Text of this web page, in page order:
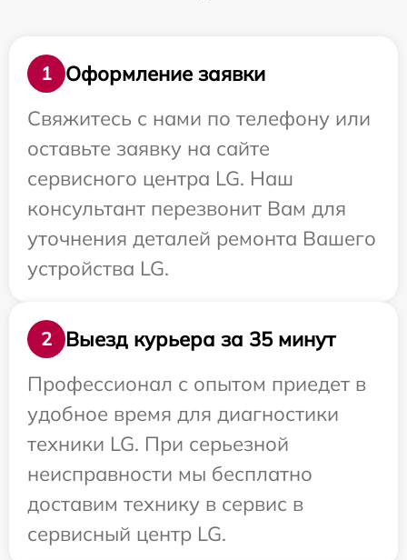
1
Оформление заявки
Свяжитесь с нами по телефону или
оставьте заявку на сайте
сервисного центра LG. Наш
консультант перезвонит Вам для
уточнения деталей ремонта Вашего
устройства LG.
2
Выезд курьера за 35 минут
Профессионал с опытом приедет в
удобное время для диагностики
техники LG. При серьезной
неисправности мы бесплатно
доставим технику в сервис в
сервисный центр LG.